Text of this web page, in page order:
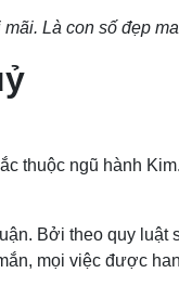
Là con số đẹp
thuộc ngũ hành
Bởi theo quy
mọi việc được